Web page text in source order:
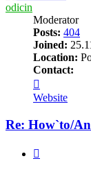
odicin
Moderator
Posts: 404
Joined:
Location:
Contact:
odicin
Website
Re: How`to/